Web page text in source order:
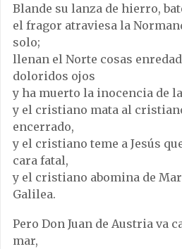
Blande su lanza de hierro,
el fragor atraviesa la
solo;
llenan el Norte cosas
doloridos ojos
y ha muerto la inocencia de
y el cristiano mata al
encerrado,
y el cristiano teme a Jesús
cara fatal,
y el cristiano abomina de
Galilea.
Pero Don Juan de Austria va
mar,